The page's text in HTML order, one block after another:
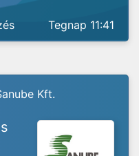
Tegnap 11:41
Kft.